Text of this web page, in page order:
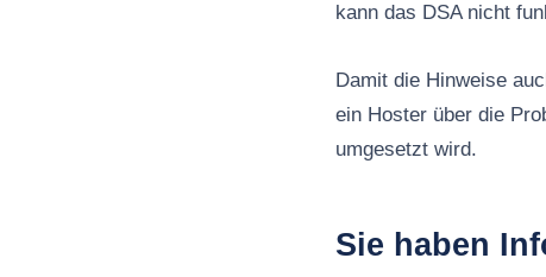
kann das DSA nicht
Damit die Hinweise
ein Hoster über die
umgesetzt wird.
Sie haben